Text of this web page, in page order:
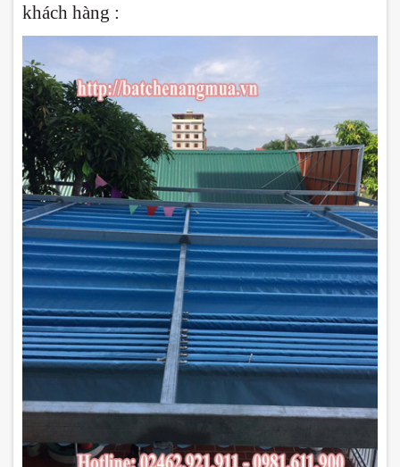
khách hàng :